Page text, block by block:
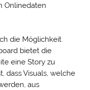
Onlinedaten
die Möglichkeit
bietet die
eine Story zu
dass Visuals, welche
aus